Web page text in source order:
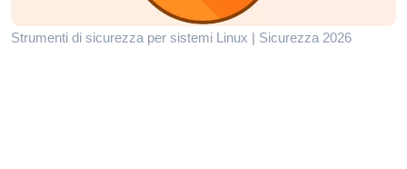
Strumenti di sicurezza per sistemi Linux | Sicurezza 2026